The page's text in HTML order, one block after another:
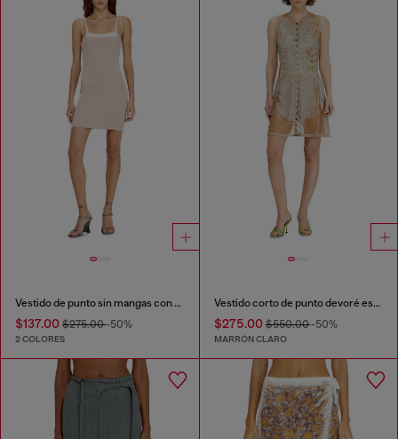
Vestido de punto sin mangas con efecto de capas
$137.00 $275.00-50%
2 COLORES
Vestido corto de punto devoré estampado
$275.00$550.00-50%
MARRÓN CLARO